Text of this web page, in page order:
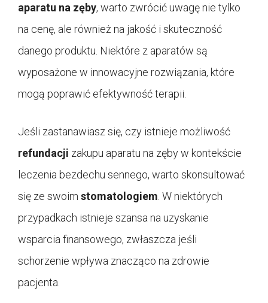
aparatu na zęby, warto zwrócić uwagę nie tylko
na cenę, ale również na jakość i skuteczność
danego produktu. Niektóre z aparatów są
wyposażone w innowacyjne rozwiązania, które
mogą poprawić efektywność terapii.
Jeśli zastanawiasz się, czy istnieje możliwość
refundacji zakupu aparatu na zęby w kontekście
leczenia bezdechu sennego, warto skonsultować
się ze swoim stomatologiem . W niektórych
przypadkach istnieje szansa na uzyskanie
wsparcia finansowego, zwłaszcza jeśli
schorzenie wpływa znacząco na zdrowie
pacjenta.